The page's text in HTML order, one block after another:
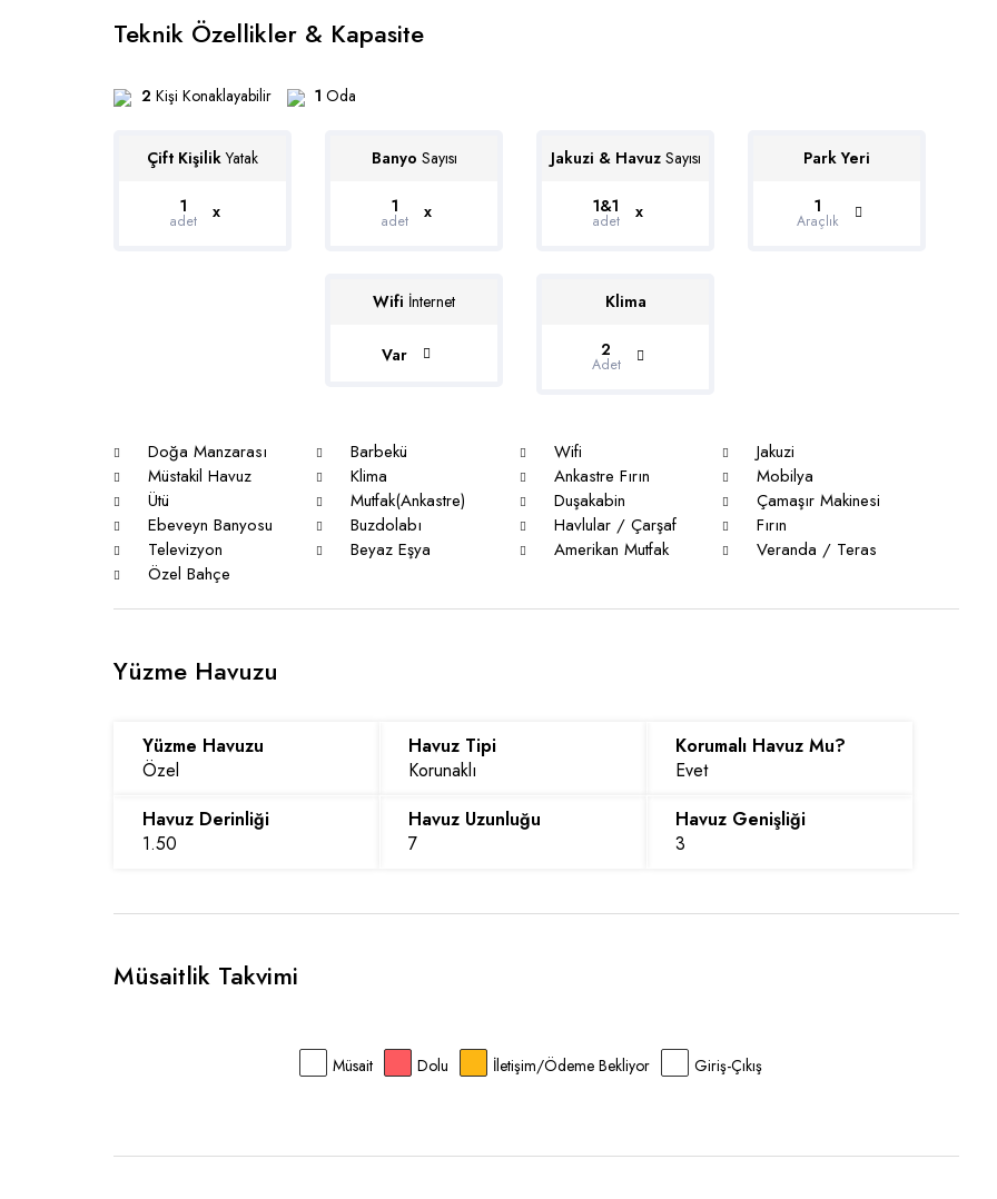
Teknik Özellikler & Kapasite
2 Kişi Konaklayabilir 1 Oda
Çift KişilikYatak
1
adet x
Banyo Sayısı
1
adet x
Jakuzi & HavuzSayısı
1&1
adet x
Park Yeri
1
Araçlık
Wifi İnternet
Var
Klima
2
Adet
Doğa Manzarası Barbekü Wifi
Jakuzi
Müstakil Havuz
Klima Ankastre Fırın
Mobilya
Ütü
Mutfak(Ankastre) Duşakabin
Çamaşır Makinesi
Ebeveyn Banyosu
Buzdolabı Havlular / Çarşaf
Fırın
Televizyon
Beyaz Eşya Amerikan Mutfak
Veranda / Teras
Özel Bahçe
Yüzme Havuzu
Yüzme Havuzu
Özel
Havuz Tipi
Korunaklı
Korumalı Havuz Mu?
Evet
Havuz Derinliği
1.50
Havuz Uzunluğu
7
Havuz Genişliği
3
Müsaitlik Takvimi
Müsait Dolu İletişim/Ödeme Bekliyor Giriş-Çıkış